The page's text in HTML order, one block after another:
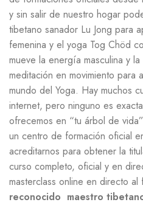
y sin salir de nuestro hogar
tibetano sanador Lu Jong para
femenina y el yoga Tog Chöd
mueve la energía masculina y
meditación en movimiento para
mundo del Yoga. Hay muchos
internet, pero ninguno es
ofrecemos en “tu árbol de
un centro de formación oficial
acreditarnos para obtener la
curso completo, oficial y en
masterclass online en directo
reconocido maestro